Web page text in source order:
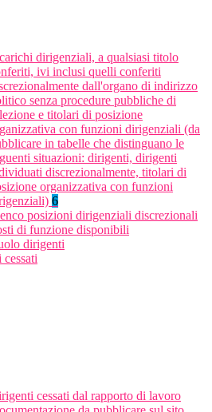
dirigenziali, a qualsiasi titolo
ivi inclusi quelli conferiti
dall'organo di indirizzo
senza procedure pubbliche di
e titolari di posizione
con funzioni dirigenziali (da
in tabelle che distinguano le
situazioni: dirigenti, dirigenti
discrezionalmente, titolari di
organizzativa con funzioni
6
posizioni dirigenziali discrezionali
di funzione disponibili
dirigenti
cessati dal rapporto di lavoro